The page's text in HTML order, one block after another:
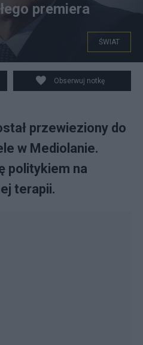
premiera
ŚWIAT
Obserwuj notkę
przewieziony do
w Mediolanie.
politykiem na
terapii.